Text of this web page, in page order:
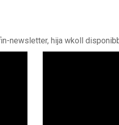
newsletter, hija wkoll